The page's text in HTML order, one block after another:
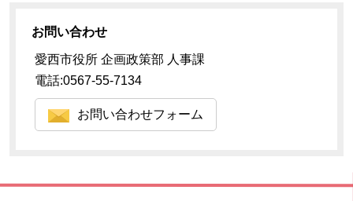
お問い合わせ
愛西市役所 企画政策部 人事課
電話:0567-55-7134
お問い合わせフォーム